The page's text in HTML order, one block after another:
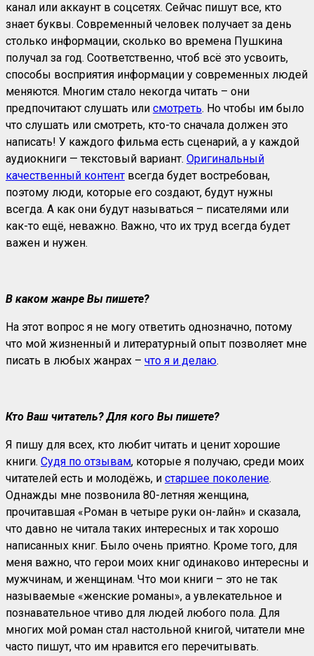
канал или аккаунт в соцсетях. Сейчас пишут все, кто
знает буквы. Современный человек получает за день
столько информации, сколько во времена Пушкина
получал за год. Соответственно, чтоб всё это усвоить,
способы восприятия информации у современных людей
меняются. Многим стало некогда читать – они
предпочитают слушать или смотреть. Но чтобы им было
что слушать или смотреть, кто-то сначала должен это
написать! У каждого фильма есть сценарий, а у каждой
аудиокниги — текстовый вариант. Оригинальный
качественный контент всегда будет востребован,
поэтому люди, которые его создают, будут нужны
всегда. А как они будут называться – писателями или
как-то ещё, неважно. Важно, что их труд всегда будет
важен и нужен.
В каком жанре Вы пишете?
На этот вопрос я не могу ответить однозначно, потому
что мой жизненный и литературный опыт позволяет мне
писать в любых жанрах – что я и делаю.
Кто Ваш читатель? Для кого Вы пишете?
Я пишу для всех, кто любит читать и ценит хорошие
книги. Судя по отзывам, которые я получаю, среди моих
читателей есть и молодёжь, и старшее поколение.
Однажды мне позвонила 80-летняя женщина,
прочитавшая «Роман в четыре руки он-лайн» и сказала,
что давно не читала таких интересных и так хорошо
написанных книг. Было очень приятно. Кроме того, для
меня важно, что герои моих книг одинаково интересны и
мужчинам, и женщинам. Что мои книги – это не так
называемые «женские романы», а увлекательное и
познавательное чтиво для людей любого пола. Для
многих мой роман стал настольной книгой, читатели мне
часто пишут, что им нравится его перечитывать.